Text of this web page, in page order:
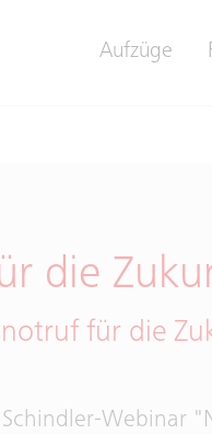
Aufzüge
die
für die
Webinar